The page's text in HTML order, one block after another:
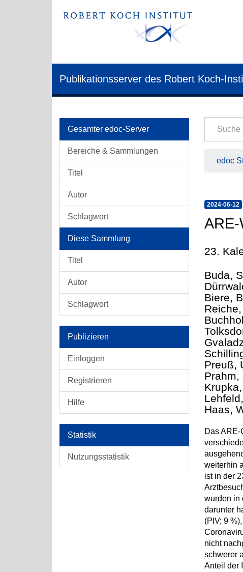
Publikationsserver des Robert Koch-
Gesamter edoc-Server
Bereiche & Sammlungen
Titel
Autor
Schlagwort
Diese Sammlung
Titel
Autor
Schlagwort
Publizieren
Einloggen
Registrieren
Hilfe
Statistik
Nutzungsstatistik
edoc
2024-06-12
ARE-
23.
Buda,
Biere,
Preuß,
Prahm,
Haas,
Das
weiterhin
ist in der
wurden in
darunter
(PIV; 9
nicht
schwerer
Anteil der